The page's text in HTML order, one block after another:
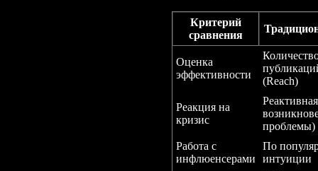
Критерий
сравнения
Оценка
эффективности
(Reach)
Реакция на
кризис
проблемы)
Работа с
инфлюенсерами
По
интуиции